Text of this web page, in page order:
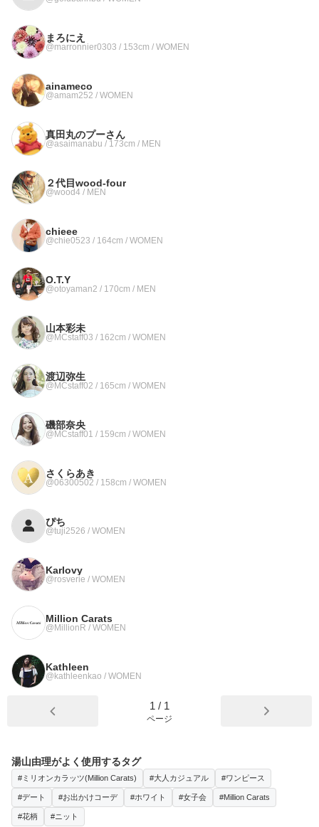
まろにえ
@marronnier0303 / 153cm / WOMEN
ainameco
@amam252 / WOMEN
真田丸のプーさん
@asaimanabu / 173cm / MEN
２代目wood-four
@wood4 / MEN
chieee
@chie0523 / 164cm / WOMEN
O.T.Y
@otoyaman2 / 170cm / MEN
山本彩未
@MCstaff03 / 162cm / WOMEN
渡辺弥生
@MCstaff02 / 165cm / WOMEN
磯部奈央
@MCstaff01 / 159cm / WOMEN
さくらあき
@06300502 / 158cm / WOMEN
ぴち
@tuji2526 / WOMEN
Karlovy
@rosverie / WOMEN
Million Carats
@MillionR / WOMEN
Kathleen
@kathleenkao / WOMEN
1 / 1
ページ
湯山由理がよく使用するタグ
#ミリオンカラッツ(Million Carats) #大人カジュアル #ワンピース
#デート #お出かけコーデ #ホワイト #女子会 #Million Carats
#花柄 #ニット